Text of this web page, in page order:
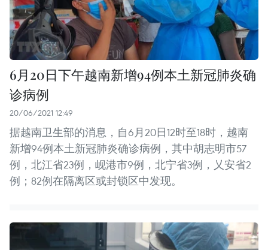
6月20日下午越南新增94例本土新冠肺炎确
诊病例
20/06/2021 12:49
据越南卫生部的消息，自6月20日12时至18时，越南
新增94例本土新冠肺炎确诊病例，其中胡志明市57
例，北江省23例，岘港市9例，北宁省3例，乂安省2
例；82例在隔离区或封锁区中发现。